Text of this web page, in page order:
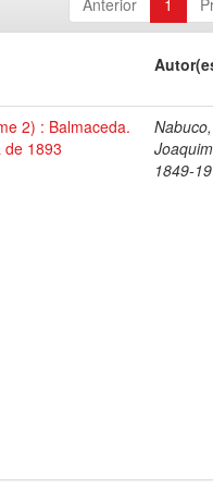
Anterior 1
2) : Balmaceda.
de 1893
Nabuco,
1849-